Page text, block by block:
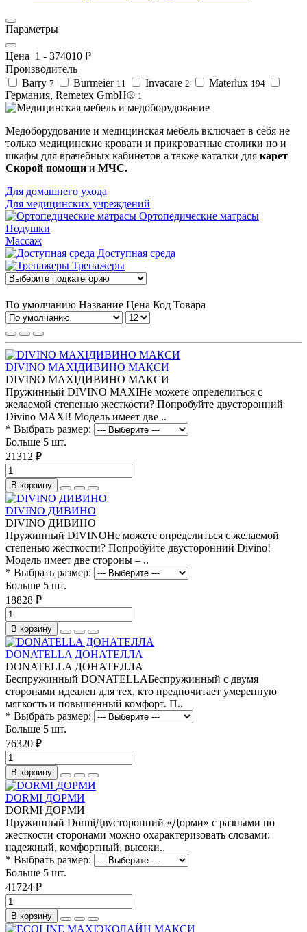
Параметры
Цена 1 - 374010 ₽
Производитель
Barry 7 Burmeier 11 Invacare 2 Materlux 194
Германия, Remetex GmbH® 1
Медоборудование и медицинская мебель включает в себя не
только медицинские кровати и прикроватные столики но и
шкафы для врачебных кабинетов а также каталки для карет
Скорой помощи и МЧС.
Для домашнего ухода
Для медицинских учреждений
Ортопедические матрасы
Подушки
Массаж
Доступная среда
Тренажеры
По умолчанию Название Цена Код Товара
DIVINO MAXIДИВИНО МАКСИ
DIVINO MAXIДИВИНО МАКСИ
Пружинный DIVINO MAXIНе можете определиться с
желаемой степенью жесткости? Попробуйте двусторонний
Divino MAXI! Модель имеет две ..
* Выбрать размер:
Больше 5 шт.
21312 ₽
В корзину
DIVINO ДИВИНО
DIVINO ДИВИНО
Пружинный DIVINOНе можете определиться с желаемой
степенью жесткости? Попробуйте двусторонний Divino!
Модель имеет две стороны – ..
* Выбрать размер:
Больше 5 шт.
18828 ₽
В корзину
DONATELLA ДОНАТЕЛЛА
DONATELLA ДОНАТЕЛЛА
Беспружинный DONATELLАБеспружинный с двумя
сторонами идеален для тех, кто предпочитает умеренную
мягкость и повышенный комфорт. П..
* Выбрать размер:
Больше 5 шт.
76320 ₽
В корзину
DORMI ДОРМИ
DORMI ДОРМИ
Пружинный DormiДвусторонний «Дорми» с разными по
жесткости сторонами можно охарактеризовать словами:
надежный, комфортный, высоки..
* Выбрать размер:
Больше 5 шт.
41724 ₽
В корзину